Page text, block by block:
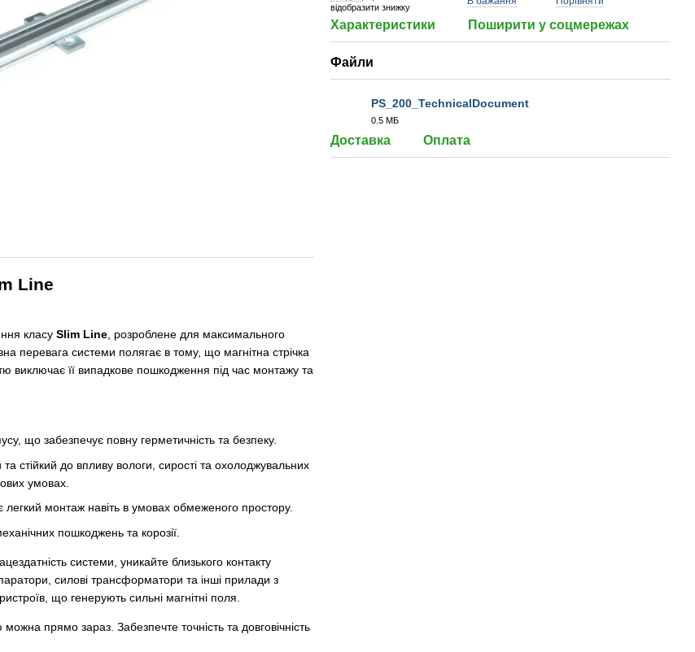
Line
класу Slim Line, розроблене для максимального
перевага системи полягає в тому, що магнітна стрічка
виключає її випадкове пошкодження під час монтажу та
що забезпечує повну герметичність та безпеку.
стійкий до впливу вологи, сирості та охолоджувальних
умовах.
легкий монтаж навіть в умовах обмеженого простору.
пошкоджень та корозії.
системи, уникайте близького контакту
силові трансформатори та інші прилади з
що генерують сильні магнітні поля.
можна прямо зараз. Забезпечте точність та довговічність
відобразити знижку
Характеристики Поширити у соцмережах
Файли
PS_200_TechnicalDocument
0.5 МБ
Доставка Оплата